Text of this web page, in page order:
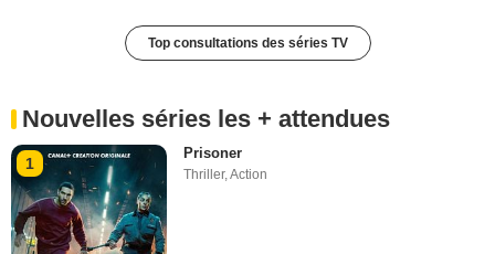
Top consultations des séries TV
Nouvelles séries les + attendues
1
Prisoner
Thriller,Action